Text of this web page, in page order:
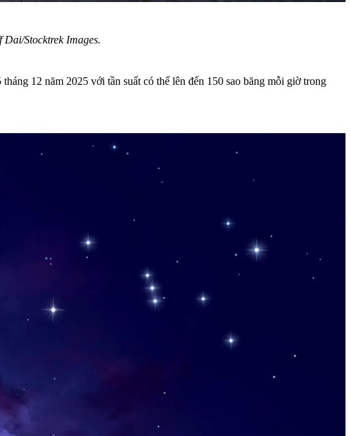
Stocktrek Images.
12 năm 2025 với tần suất có thể lên đến 150 sao băng mỗi giờ trong